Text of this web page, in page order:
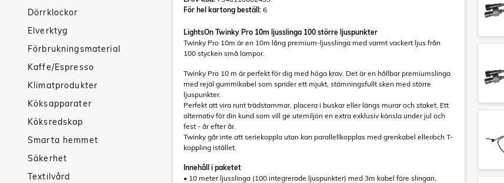
Dörrklockor
Elverktyg
Förbrukningsmaterial
Kaffe/Espresso
Klimatprodukter
Köksapparater
Köksredskap
Smarta hemmet
Säkerhet
Textilvård
För hel kartong beställ: 6
LightsOn Twinky Pro 10m ljusslinga 100 större ljuspunkter
Twinky Pro 10m är en 10m lång premium-ljusslinga med varmt vackert ljus från
100 stycken små lampor.
Twinky Pro 10 m är perfekt för dig med höga krav. Det är en hållbar premiumslinga
med rejäl gummikabel som sprider ett mjukt, stämningsfullt sken med större
ljuspunkter.
Perfekt att vira runt trädstammar, placera i buskar eller längs murar och staket. Ett
alternativ för din kund som vill ge utemiljön en extra exklusiv känsla under jul och
fest - år efter år.
Twinky går inte att seriekoppla utan kan parallellkopplas med grenkabel eller/och T-
koppling istället.
Innehåll i paketet
• 10 meter ljusslinga (100 integrerade ljuspunkter) med 3m kabel före slingan.